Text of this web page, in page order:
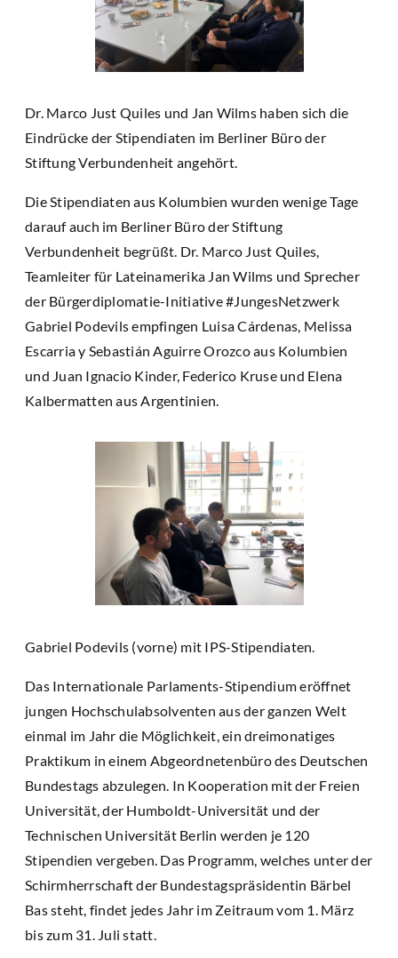
Dr. Marco Just Quiles und Jan Wilms haben sich die
Eindrücke der Stipendiaten im Berliner Büro der
Stiftung Verbundenheit angehört.
Die Stipendiaten aus Kolumbien wurden wenige Tage
darauf auch im Berliner Büro der Stiftung
Verbundenheit begrüßt. Dr. Marco Just Quiles,
Teamleiter für Lateinamerika Jan Wilms und Sprecher
der Bürgerdiplomatie-Initiative #JungesNetzwerk
Gabriel Podevils empfingen Luisa Cárdenas, Melissa
Escarria y Sebastián Aguirre Orozco aus Kolumbien
und Juan Ignacio Kinder, Federico Kruse und Elena
Kalbermatten aus Argentinien.
Gabriel Podevils (vorne) mit IPS-Stipendiaten.
Das Internationale Parlaments-Stipendium eröffnet
jungen Hochschulabsolventen aus der ganzen Welt
einmal im Jahr die Möglichkeit, ein dreimonatiges
Praktikum in einem Abgeordnetenbüro des Deutschen
Bundestags abzulegen. In Kooperation mit der Freien
Universität, der Humboldt-Universität und der
Technischen Universität Berlin werden je 120
Stipendien vergeben. Das Programm, welches unter der
Schirmherrschaft der Bundestagspräsidentin Bärbel
Bas steht, findet jedes Jahr im Zeitraum vom 1. März
bis zum 31. Juli statt.